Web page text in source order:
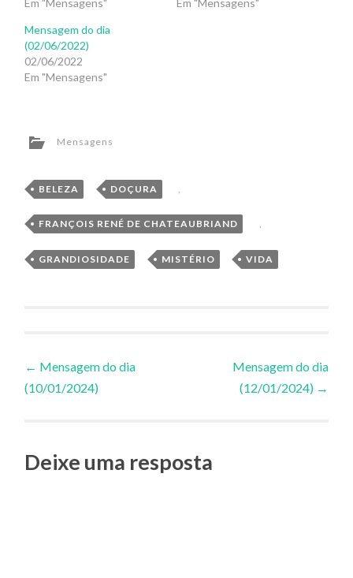
Em "Mensagens"
Em "Mensagens"
Mensagem do dia
(02/06/2022)
02/06/2022
Em "Mensagens"
Mensagens
BELEZA , DOÇURA ,
FRANÇOIS RENÉ DE CHATEAUBRIAND ,
GRANDIOSIDADE , MISTÉRIO , VIDA
Navegação
de
Posts
← Mensagem do dia
(10/01/2024)
Mensagem do dia
(12/01/2024) →
Deixe uma resposta